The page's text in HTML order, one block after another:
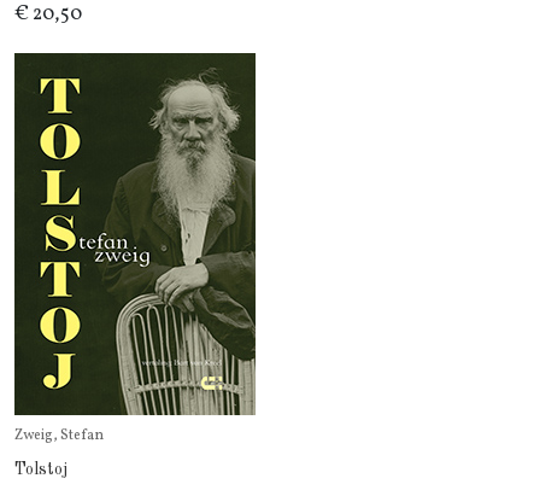
€ 20,50
Zweig, Stefan
Tolstoj